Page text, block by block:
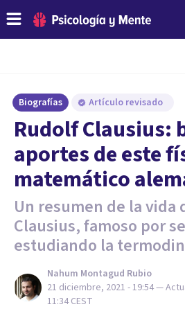
Biografías Artículo revisado
Rudolf Clausius:
aportes de este
matemático
Un resumen de la vida
Clausius, famoso por
estudiando la
Nahum Montagud Rubio
21 diciembre, 2021 - 19:54—
11:34 CEST